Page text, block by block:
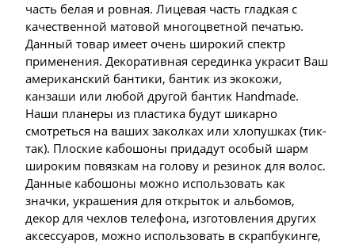
часть белая и ровная. Лицевая часть гладкая с
качественной матовой многоцветной печатью.
Данный товар имеет очень широкий спектр
применения. Декоративная серединка украсит Ваш
американский бантики, бантик из экокожи,
канзаши или любой другой бантик Handmade.
Наши планеры из пластика будут шикарно
смотреться на ваших заколках или хлопушках (тик-
так). Плоские кабошоны придадут особый шарм
широким повязкам на голову и резинок для волос.
Данные кабошоны можно использовать как
значки, украшения для открыток и альбомов,
декор для чехлов телефона, изготовления других
аксессуаров, можно использовать в скрапбукинге,